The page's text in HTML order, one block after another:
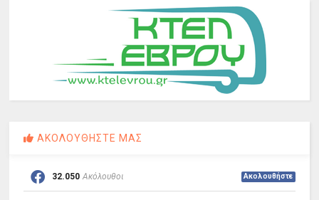
ΑΚΟΛΟΥΘΗΣΤΕ ΜΑΣ
32.050 Ακόλουθοι Ακολουθήστε